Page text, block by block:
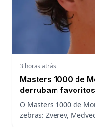
3 horas atrás
Masters 1000 de
derrubam
João Fonseca
O Masters 1000 de
zebras: Zverev,